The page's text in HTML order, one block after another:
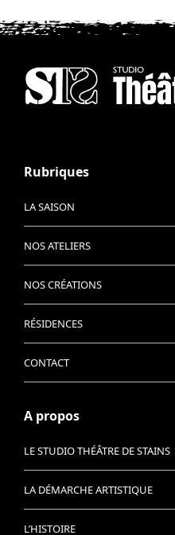
Rubriques
LA SAISON
NOS ATELIERS
NOS CRÉATIONS
RÉSIDENCES
CONTACT
A propos
LE STUDIO THÉÂTRE DE STAINS
LA DÉMARCHE ARTISTIQUE
L’HISTOIRE